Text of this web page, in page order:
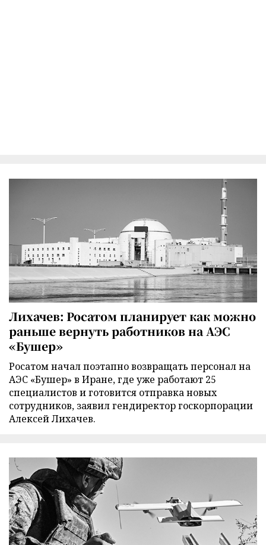
Лихачев: Росатом планирует как можно
раньше вернуть работников на АЭС
«Бушер»
Росатом начал поэтапно возвращать персонал на
АЭС «Бушер» в Иране, где уже работают 25
специалистов и готовится отправка новых
сотрудников, заявил гендиректор госкорпорации
Алексей Лихачев.